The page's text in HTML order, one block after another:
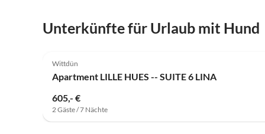
Unterkünfte für Urlaub mit Hund
Wittdün
Apartment LILLE HUES -- SUITE 6 LINA
605,- €
2 Gäste / 7 Nächte